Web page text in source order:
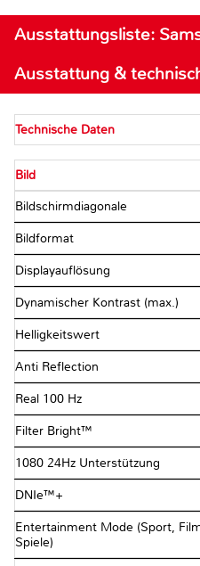
Ausstattungsliste:
Ausstattung &
Technische Daten
Bild
Bildschirmdiagonale
Bildformat
Displayauflösung
Dynamischer Kontrast (max.)
Helligkeitswert
Anti Reflection
Real 100 Hz
Filter Bright™
1080 24Hz Unterstützung
DNIe™+
Entertainment Mode (Sport,
Spiele)